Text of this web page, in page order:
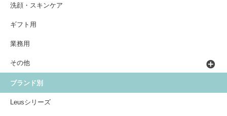
洗顔・スキンケア
ギフト用
業務用
その他
ブランド別
Leusシリーズ